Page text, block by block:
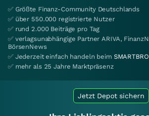
✅ Größte Finanz-Community Deutschlands
✅ über 550.000 registrierte Nutzer
✅ rund 2.000 Beiträge pro Tag
✅ verlagsunabhängige Partner ARIVA,
BörsenNews
✅ Jederzeit einfach handeln beim
✅ mehr als 25 Jahre Marktpräsenz
Jetzt Depot sichern